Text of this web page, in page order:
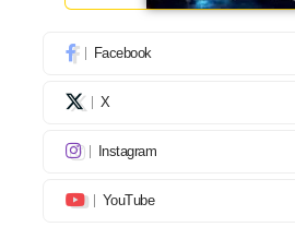
Facebook
X
Instagram
YouTube